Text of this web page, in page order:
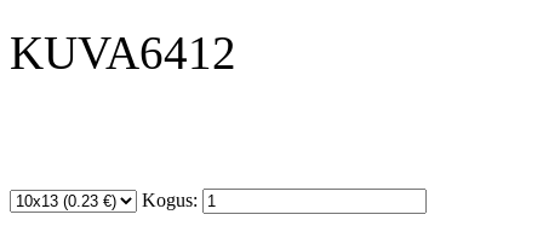
KUVA6412
Kogus: